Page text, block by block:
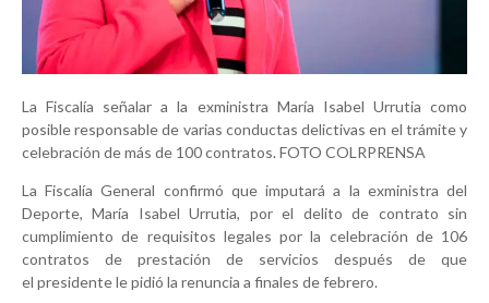
La Fiscalía señalar a la exministra María Isabel Urrutia como
posible responsable de varias conductas delictivas en el trámite y
celebración de más de 100 contratos. FOTO COLRPRENSA
La Fiscalía General confirmó que imputará a la exministra del
Deporte, María Isabel Urrutia, por el delito de contrato sin
cumplimiento de requisitos legales por la celebración de 106
contratos de prestación de servicios después de que
el presidente le pidió la renuncia a finales de febrero.